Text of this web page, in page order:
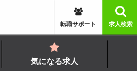
求人検索
転職サポート
気になる求人